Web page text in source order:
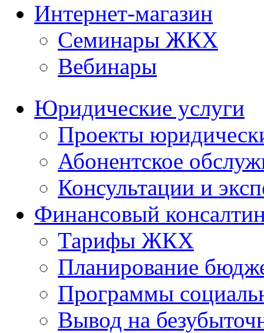
Интернет-магазин
Семинары ЖКХ
Вебинары
Юридические услуги
Проекты
Абонентское
Консультации и
Финансовый
Тарифы ЖКХ
Планирование
Программы
Вывод на